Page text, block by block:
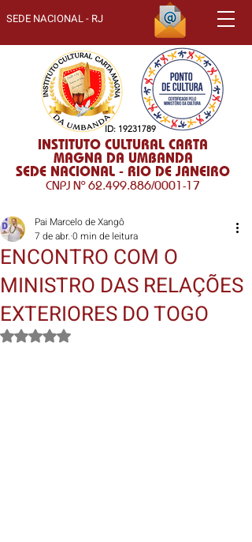
SEDE NACIONAL - RJ
INSTITUTO CULTURAL CARTA
MAGNA DA UMBANDA
SEDE NACIONAL - RIO DE JANEIRO
CNPJ Nº62.499.886/0001-17
ID: 19231789
ENCONTRO COM O
MINISTRO DAS RELAÇÕES
EXTERIORES DO TOGO
Pai Marcelo de Xangô
7 de abr. 0 min de leitura
Avaliado com NaN de 5 estrelas.